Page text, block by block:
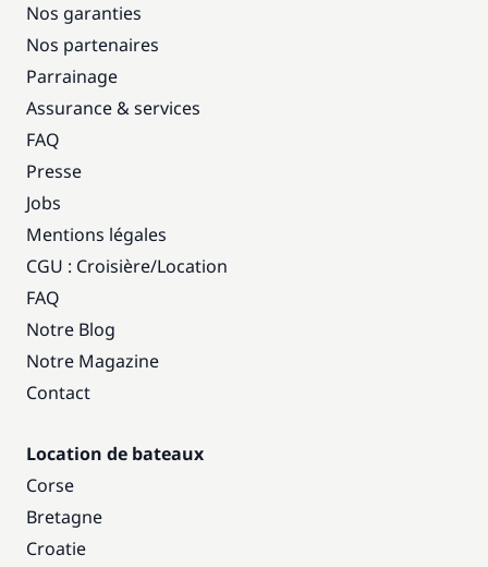
Nos garanties
Nos partenaires
Parrainage
Assurance & services
FAQ
Presse
Jobs
Mentions légales
CGU : Croisière/Location
FAQ
Notre Blog
Notre Magazine
Contact
Location de bateaux
Corse
Bretagne
Croatie